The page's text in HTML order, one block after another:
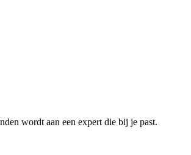
wordt aan een expert die bij je past.